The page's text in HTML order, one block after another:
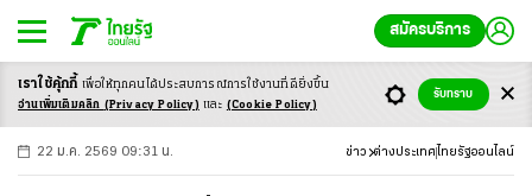
สมัครบริการ
-ก ก ก+
22 ม.ค. 2569 09:31 น. ข่าว ต่างประเทศ ไทยรัฐออนไลน์
เราใช้คุ้กกี้ เพื่อให้ทุกคนได้ประสบการณ์การใช้งานที่ดียิ่งขึ้น
อ่านเพิ่มเติมคลิก (Privacy Policy) และ (Cookie Policy)
รับทราบ